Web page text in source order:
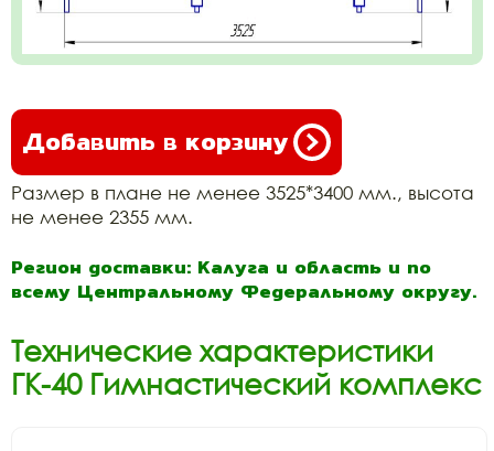
Добавить в корзину
Размер в плане не менее 3525*3400 мм., высота
не менее 2355 мм.
Регион доставки: Калуга и область и по
всему Центральному Федеральному округу.
Технические характеристики
ГК-40 Гимнастический комплекс